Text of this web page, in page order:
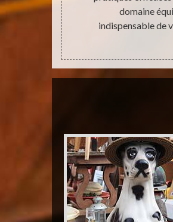
objets
domaine
indispensable de